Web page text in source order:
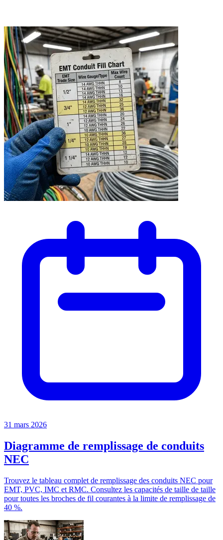
31 mars 2026
Diagramme de remplissage de conduits
NEC
Trouvez le tableau complet de remplissage des conduits NEC pour
EMT, PVC, IMC et RMC. Consultez les capacités de taille de taille
pour toutes les broches de fil courantes à la limite de remplissage de
40 %.